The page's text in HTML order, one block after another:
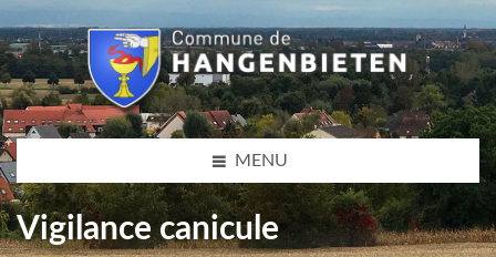
MENU
Vigilance canicule